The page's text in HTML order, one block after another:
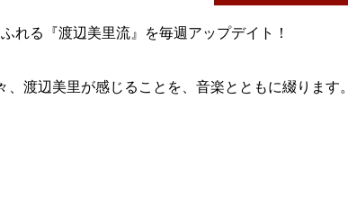
れる『渡辺美里流』を毎週アップデイト！
渡辺美里が感じることを、音楽とともに綴ります。